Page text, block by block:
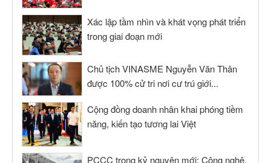
Xác lập tầm nhìn và khát vọng phát triển
trong giai đoạn mới
Chủ tịch VINASME Nguyễn Văn Thân
được 100% cử tri nơi cư trú giới...
Cộng đồng doanh nhân khai phóng tiềm
năng, kiến tạo tương lai Việt
PCCC trong kỷ nguyên mới: Công nghệ,